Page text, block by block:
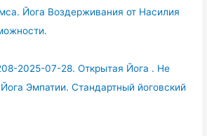
Йога Воздерживания от Насилия
2025-07-28. Открытая Йога . Не
Эмпатии. Стандартный йоговский